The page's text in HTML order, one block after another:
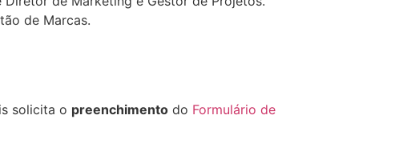
de Marcas.
solicita o preenchimento do Formulário de